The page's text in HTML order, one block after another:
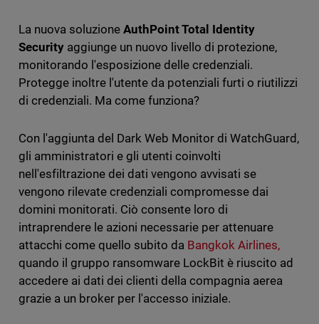
La nuova soluzione AuthPoint Total Identity
Securityaggiunge un nuovo livello di protezione,
monitorando l'esposizione delle credenziali.
Protegge inoltre l'utente da potenziali furti o riutilizzi
di credenziali. Ma come funziona?
Con l'aggiunta del Dark Web Monitor di WatchGuard,
gli amministratori e gli utenti coinvolti
nell'esfiltrazione dei dati vengono avvisati se
vengono rilevate credenziali compromesse dai
domini monitorati. Ciò consente loro di
intraprendere le azioni necessarie per attenuare
attacchi come quello subito da Bangkok Airlines,
quando il gruppo ransomware LockBit è riuscito ad
accedere ai dati dei clienti della compagnia aerea
grazie a un broker per l'accesso iniziale.